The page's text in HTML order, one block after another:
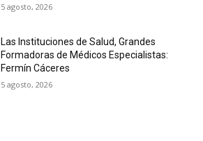
5 agosto, 2026
Las Instituciones de Salud, Grandes
Formadoras de Médicos Especialistas:
Fermín Cáceres
5 agosto, 2026